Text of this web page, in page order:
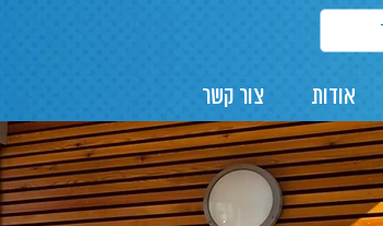
אודות צור קשר